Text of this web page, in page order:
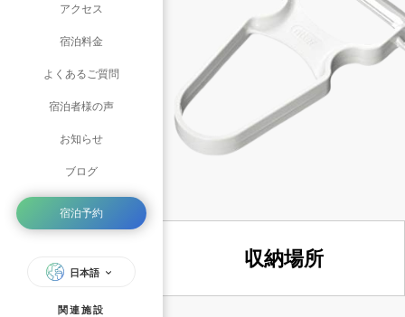
アクセス
宿泊料金
よくあるご質問
宿泊者様の声
お知らせ
ブログ
宿泊予約
日本語
関連施設
収納場所